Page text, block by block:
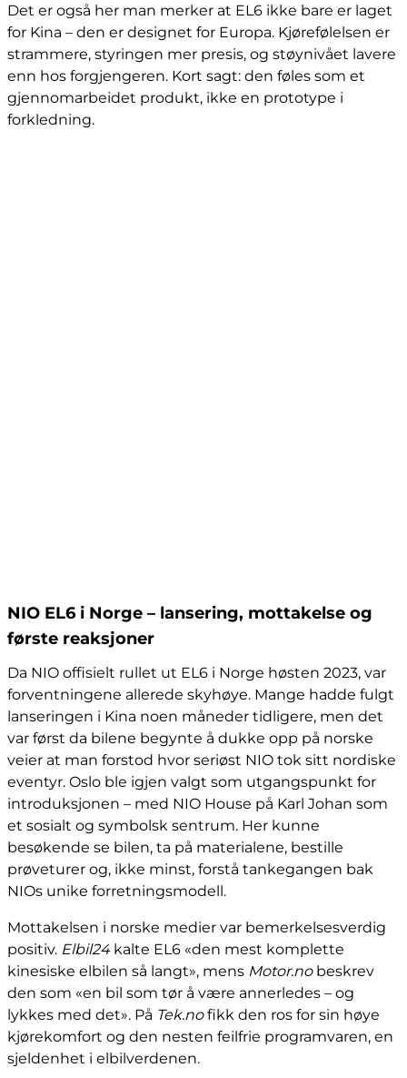
Det er også her man merker at EL6 ikke bare er laget
for Kina – den er designet for Europa. Kjørefølelsen er
strammere, styringen mer presis, og støynivået lavere
enn hos forgjengeren. Kort sagt: den føles som et
gjennomarbeidet produkt, ikke en prototype i
forkledning.
NIO EL6 i Norge – lansering, mottakelse og
første reaksjoner
Da NIO offisielt rullet ut EL6 i Norge høsten 2023, var
forventningene allerede skyhøye. Mange hadde fulgt
lanseringen i Kina noen måneder tidligere, men det
var først da bilene begynte å dukke opp på norske
veier at man forstod hvor seriøst NIO tok sitt nordiske
eventyr. Oslo ble igjen valgt som utgangspunkt for
introduksjonen – med NIO House på Karl Johan som
et sosialt og symbolsk sentrum. Her kunne
besøkende se bilen, ta på materialene, bestille
prøveturer og, ikke minst, forstå tankegangen bak
NIOs unike forretningsmodell.
Mottakelsen i norske medier var bemerkelsesverdig
positiv. Elbil24kalte EL6 «den mest komplette
kinesiske elbilen så langt», mens Motor.nobeskrev
den som «en bil som tør å være annerledes – og
lykkes med det». På Tek.nofikk den ros for sin høye
kjørekomfort og den nesten feilfrie programvaren, en
sjeldenhet i elbilverdenen.